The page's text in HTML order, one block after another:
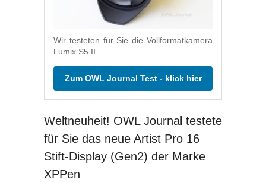
Wir testeten für Sie die Vollformatkamera
Lumix S5 II.
Zum OWL Journal Test - klick hier
Weltneuheit! OWL Journal testete
für Sie das neue Artist Pro 16
Stift-Display (Gen2) der Marke
XPPen